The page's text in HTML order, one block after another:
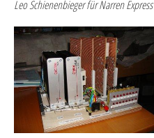
Leo Schienenbiegerfür Narren Express